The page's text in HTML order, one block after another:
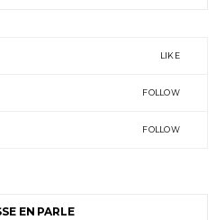
LIKE
FOLLOW
FOLLOW
EN PARLE